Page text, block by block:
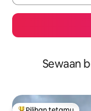
Sewaan